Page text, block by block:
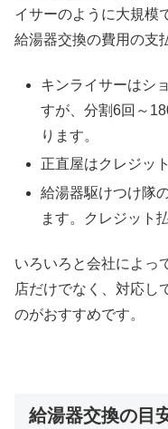
イサーのように大規模
給湯器交換の費用の支
キンライサーはシ
すが、分割6回～
ります。
正直屋はクレジッ
給湯器駆けつけ隊
ます。クレジット
いろいろと会社によっ
店だけでなく、対応し
のがおすすめです。
給湯器交換の目